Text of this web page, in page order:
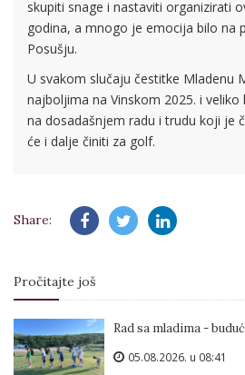
skupiti snage i nastaviti organizirati
godina, a mnogo je emocija bilo na
Posušju.
U svakom slučaju čestitke Mladenu
najboljima na Vinskom 2025. i
na dosadašnjem radu i trudu koji je
će i dalje činiti za golf.
Share:
Pročitajte još
Rad sa mladima -
05.08.2026. u 08:41